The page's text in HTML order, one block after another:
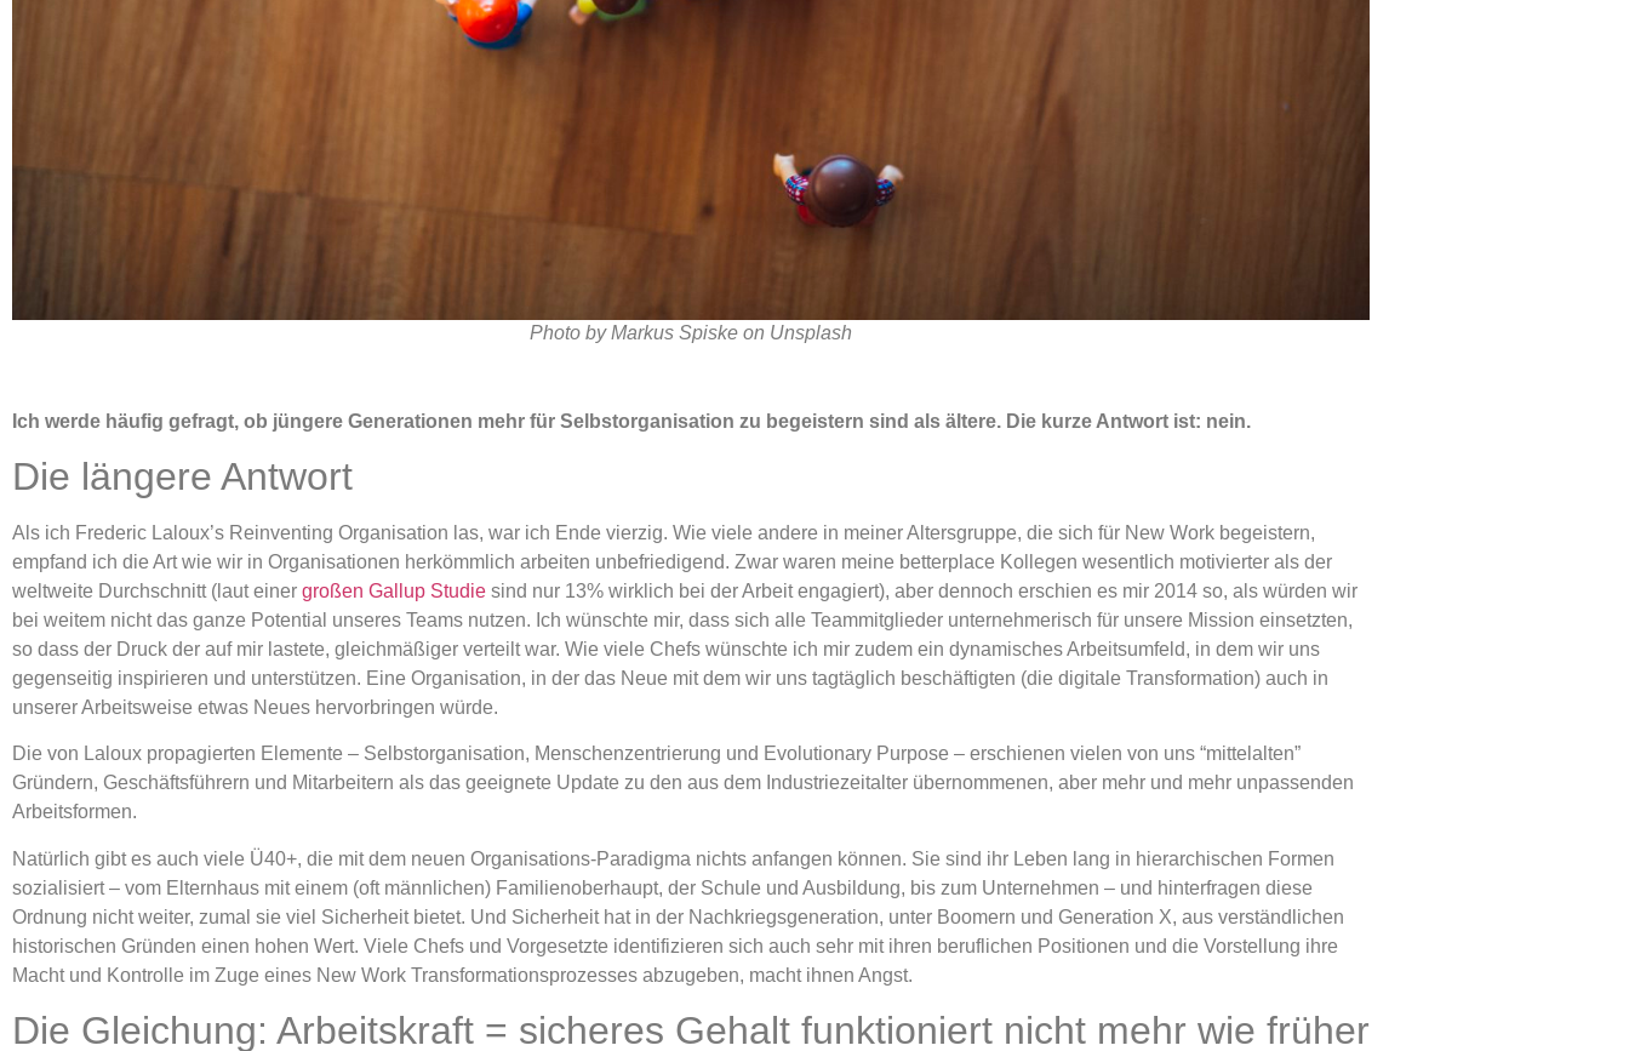
Photo by Markus Spiske on Unsplash
Ich werde häufig gefragt, ob jüngere Generationen mehr für Selbstorganisation zu begeistern sind als ältere. Die kurze Antwort ist: nein.
Die längere Antwort
Als ich Frederic Laloux’s Reinventing Organisation las, war ich Ende vierzig. Wie viele andere in meiner Altersgruppe, die sich für New Work begeistern,
empfand ich die Art wie wir in Organisationen herkömmlich arbeiten unbefriedigend. Zwar waren meine betterplace Kollegen wesentlich motivierter als der
weltweite Durchschnitt (laut einer großen Gallup Studie sind nur 13% wirklich bei der Arbeit engagiert), aber dennoch erschien es mir 2014 so, als würden wir
bei weitem nicht das ganze Potential unseres Teams nutzen. Ich wünschte mir, dass sich alle Teammitglieder unternehmerisch für unsere Mission einsetzten,
so dass der Druck der auf mir lastete, gleichmäßiger verteilt war. Wie viele Chefs wünschte ich mir zudem ein dynamisches Arbeitsumfeld, in dem wir uns
gegenseitig inspirieren und unterstützen. Eine Organisation, in der das Neue mit dem wir uns tagtäglich beschäftigten (die digitale Transformation) auch in
unserer Arbeitsweise etwas Neues hervorbringen würde.
Die von Laloux propagierten Elemente – Selbstorganisation, Menschenzentrierung und Evolutionary Purpose – erschienen vielen von uns “mittelalten”
Gründern, Geschäftsführern und Mitarbeitern als das geeignete Update zu den aus dem Industriezeitalter übernommenen, aber mehr und mehr unpassenden
Arbeitsformen.
Natürlich gibt es auch viele Ü40+, die mit dem neuen Organisations-Paradigma nichts anfangen können. Sie sind ihr Leben lang in hierarchischen Formen
sozialisiert – vom Elternhaus mit einem (oft männlichen) Familienoberhaupt, der Schule und Ausbildung, bis zum Unternehmen – und hinterfragen diese
Ordnung nicht weiter, zumal sie viel Sicherheit bietet. Und Sicherheit hat in der Nachkriegsgeneration, unter Boomern und Generation X, aus verständlichen
historischen Gründen einen hohen Wert. Viele Chefs und Vorgesetzte identifizieren sich auch sehr mit ihren beruflichen Positionen und die Vorstellung ihre
Macht und Kontrolle im Zuge eines New Work Transformationsprozesses abzugeben, macht ihnen Angst.
Die Gleichung: Arbeitskraft = sicheres Gehalt funktioniert nicht mehr wie früher